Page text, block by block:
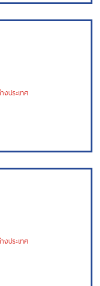
งประเทศ
งประเทศ